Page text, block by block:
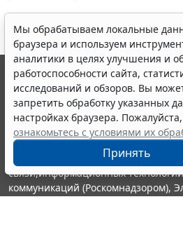
Мы обрабатываем локальные
браузера и используем
аналитики в целях улучшения и
работоспособности сайта,
исследований и обзоров. Вы
запретить обработку указанных
настройках браузера. Пожалуйста,
ознакомьтесь с условиями их
Принять
© ООО "НПП "ГАРАНТ-СЕРВИС",
выпускается с 1990 года.
являются участниками
информации ГАРАНТ.
Портал ГАРАНТ.РУ
издания Федеральной службой по
связи,информационных
коммуникаций (Роскомнадзором),